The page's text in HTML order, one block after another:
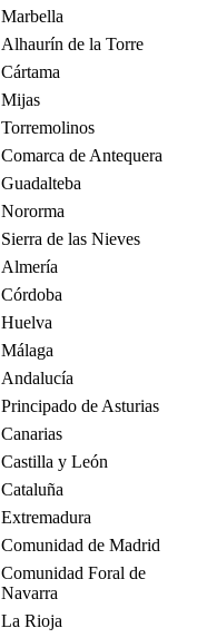
Marbella
Alhaurín de la Torre
Cártama
Mijas
Torremolinos
Comarca de Antequera
Guadalteba
Nororma
Sierra de las Nieves
Almería
Córdoba
Huelva
Málaga
Andalucía
Principado de Asturias
Canarias
Castilla y León
Cataluña
Extremadura
Comunidad de Madrid
Comunidad Foral de
Navarra
La Rioja